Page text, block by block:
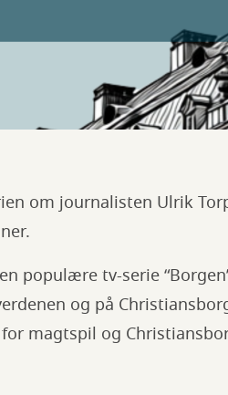
om journalisten Ulrik
populære tv-serie
og på
magtspil og